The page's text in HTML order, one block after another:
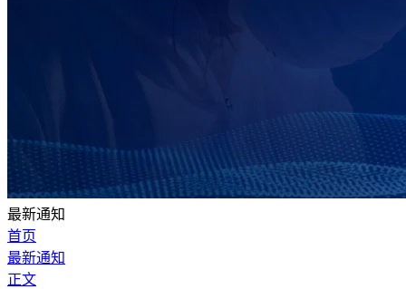
最新通知
首页
最新通知
正文